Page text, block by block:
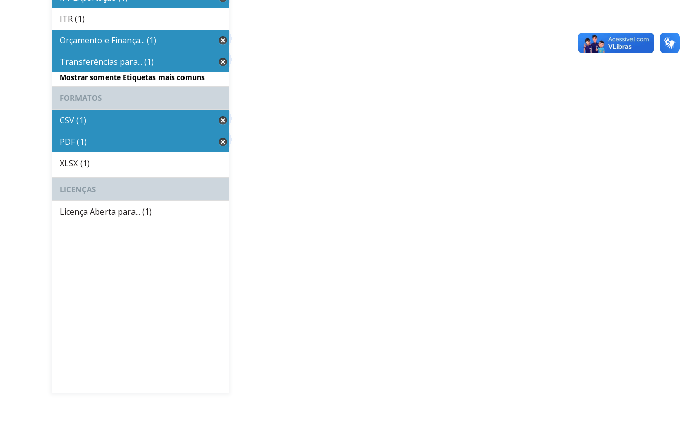
ITR (1)
Orçamento e Finança... (1)
Transferências para... (1)
Mostrar somente Etiquetas mais comuns
FORMATOS
CSV (1)
PDF (1)
XLSX (1)
LICENÇAS
Licença Aberta para... (1)